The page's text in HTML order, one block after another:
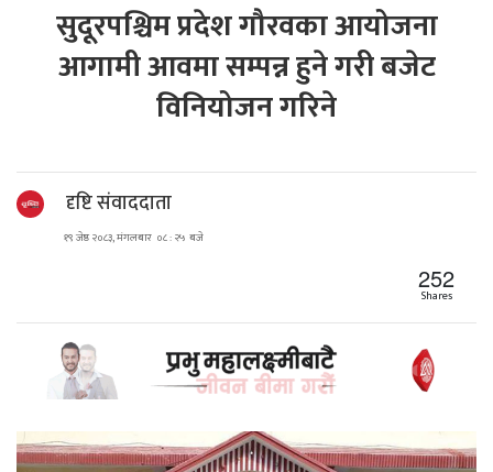
सुदूरपश्चिम प्रदेश गौरवका आयोजना
आगामी आवमा सम्पन्न हुने गरी बजेट
विनियोजन गरिने
दृष्टि संवाददाता
१९ जेष्ठ २०८३, मंगलबार ०८ : २५ बजे
252
Shares